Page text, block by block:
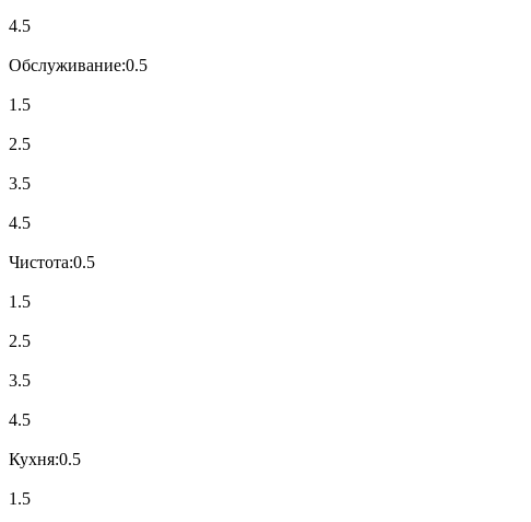
4.5
Обслуживание:0.5
1.5
2.5
3.5
4.5
Чистота:0.5
1.5
2.5
3.5
4.5
Кухня:0.5
1.5